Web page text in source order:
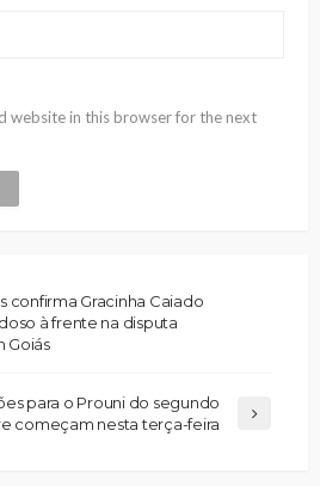
website in this browser for the next
confirma Gracinha Caiado
à frente na disputa
Goiás
para o Prouni do segundo
começam nesta terça-feira